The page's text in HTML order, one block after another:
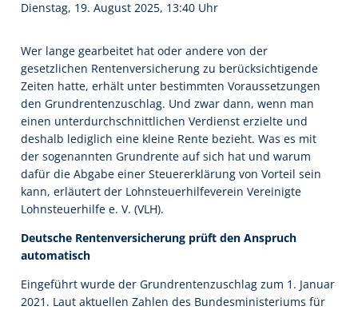
Dienstag, 19. August 2025, 13:40 Uhr
Wer lange gearbeitet hat oder andere von der
gesetzlichen Rentenversicherung zu berücksichtigende
Zeiten hatte, erhält unter bestimmten Voraussetzungen
den Grundrentenzuschlag. Und zwar dann, wenn man
einen unterdurchschnittlichen Verdienst erzielte und
deshalb lediglich eine kleine Rente bezieht. Was es mit
der sogenannten Grundrente auf sich hat und warum
dafür die Abgabe einer Steuererklärung von Vorteil sein
kann, erläutert der Lohnsteuerhilfeverein Vereinigte
Lohnsteuerhilfe e. V. (VLH).
Deutsche Rentenversicherung prüft den Anspruch
automatisch
Eingeführt wurde der Grundrentenzuschlag zum 1. Januar
2021. Laut aktuellen Zahlen des Bundesministeriums für